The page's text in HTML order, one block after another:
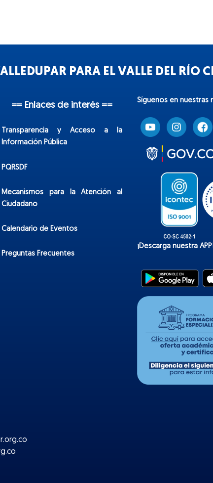
PARA EL VALLE DEL RÍO
== Enlaces de interés ==
Transparencia y Acceso a la
Información Pública
PQRSDF
Mecanismos para la Atención al
Ciudadano
Calendario de Eventos
Preguntas Frecuentes
Síguenos en nuestras
¡Descarga nuestra